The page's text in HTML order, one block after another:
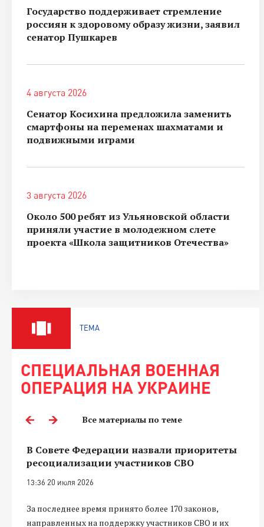
Государство поддерживает стремление
россиян к здоровому образу жизни, заявил
сенатор Пушкарев
4 августа 2026
Сенатор Косихина предложила заменить
смартфоны на переменах шахматами и
подвижными играми
3 августа 2026
Около 500 ребят из Ульяновской области
приняли участие в молодежном слете
проекта «Школа защитников Отечества»
ТЕМА
СПЕЦИАЛЬНАЯ ВОЕННАЯ
ОПЕРАЦИЯ НА УКРАИНЕ
Все материалы по теме
В Совете Федерации назвали приоритеты
ресоциализации участников СВО
13:36 20 июля 2026
За последнее время принято более 170 законов,
направленных на поддержку участников СВО и их